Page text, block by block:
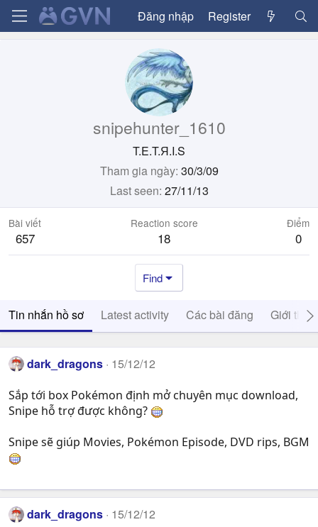
Đăng nhập Register
snipehunter_1610
T.E.T.Я.I.S
Tham gia ngày 30/3/09
Last seen 27/11/13
Bài viết
657
Reaction score
18
Điểm
0
Find
Tin nhắn hồ sơ Latest activity Các bài đăng Giới thiệu
dark_dragons 15/12/12
Sắp tới box Pokémon định mở chuyên mục download,
Snipe hỗ trợ được không?
Snipe sẽ giúp Movies, Pokémon Episode, DVD rips, BGM
dark_dragons 15/12/12